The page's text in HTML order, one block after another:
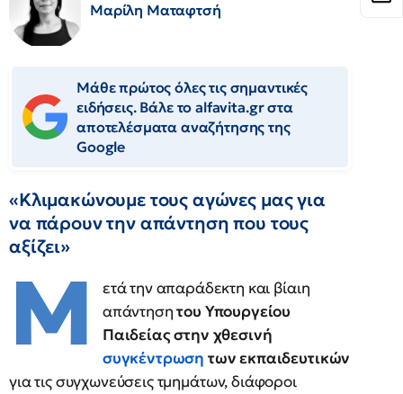
Μαρίλη Ματαφτσή
Μάθε πρώτος όλες τις σημαντικές
ειδήσεις. Βάλε το alfavita.gr στα
αποτελέσματα αναζήτησης της
Google
«Κλιμακώνουμε τους αγώνες μας για
να πάρουν την απάντηση που τους
αξίζει»
Μ
ετά την απαράδεκτη και βίαιη
απάντησητου Υπουργείου
Παιδείας στην χθεσινή
συγκέντρωση των εκπαιδευτικών
για τις συγχωνεύσεις τμημάτων, διάφοροι